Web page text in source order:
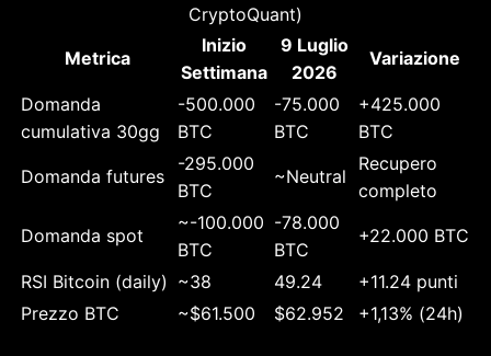
CryptoQuant)
Metrica
Inizio
Settimana
9 Luglio
2026
Variazione
Domanda
cumulativa 30gg
-500.000
BTC
-75.000
BTC
+425.000
BTC
Domanda futures
-295.000
BTC
~Neutral
Recupero
completo
Domanda spot
~-100.000
BTC
-78.000
BTC
+22.000 BTC
RSI Bitcoin (daily) ~38 49.24
+11.24 punti
Prezzo BTC
~$61.500 $62.952 +1,13% (24h)